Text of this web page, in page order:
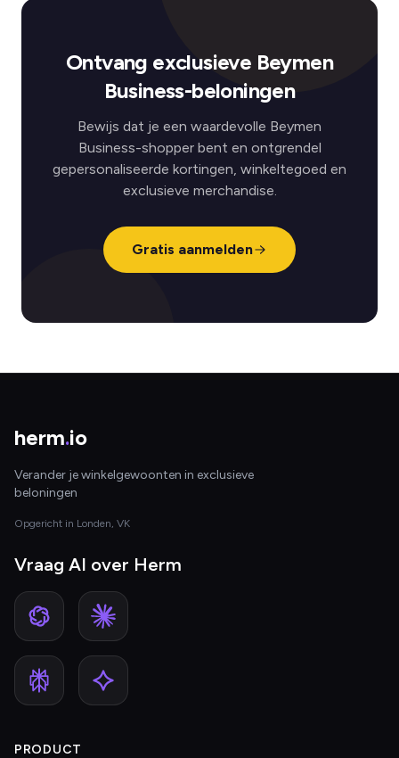
Ontvang exclusieve Beymen
Business-beloningen
Bewijs dat je een waardevolle Beymen
Business-shopper bent en ontgrendel
gepersonaliseerde kortingen, winkeltegoed en
exclusieve merchandise.
Gratis aanmelden
herm.io
Verander je winkelgewoonten in exclusieve
beloningen
Opgericht in Londen, VK
Vraag AI over Herm
PRODUCT